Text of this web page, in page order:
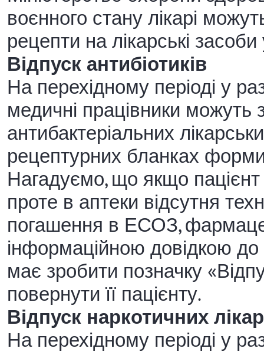
воєнного стану лікарі
рецепти на лікарські засоби
Відпуск антибіотиків
На перехідному періоді у
медичні працівники можуть
антибактеріальних
рецептурних бланках
Нагадуємо, що якщо
проте в аптеки відсутня
погашення в ЕСОЗ,
інформаційною довідкою
має зробити позначку
повернути її пацієнту.
Відпуск наркотичних
На перехідному періоді у